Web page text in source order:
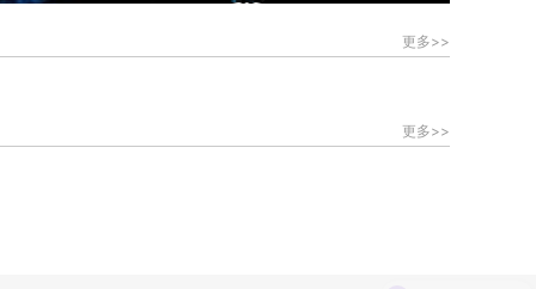
更多>>
更多>>